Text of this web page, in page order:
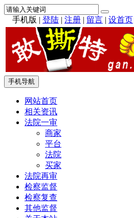
手机版 | 登陆 | 注册 | 留言 | 设首页
手机导航
网站首页
相关资讯
法院一审
商家
平台
法院
买家
法院再审
检察监督
检察复查
其他监督